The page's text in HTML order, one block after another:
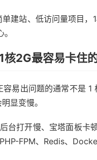
建站、低访问量项目
核2G最容易卡住
容易出问题的通常不是
显变慢。
台打开慢、宝塔面板卡
FPM、Redis、